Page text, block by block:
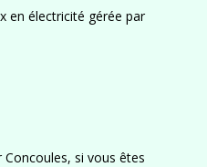
en électricité gérée par
si vous êtes